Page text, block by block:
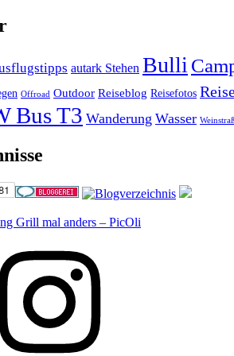
autark Stehen Bulli
Offroad Outdoor Reiseblog Reisefotos
Bus T3 Wanderung Wasser
Grill mal anders – PicOli